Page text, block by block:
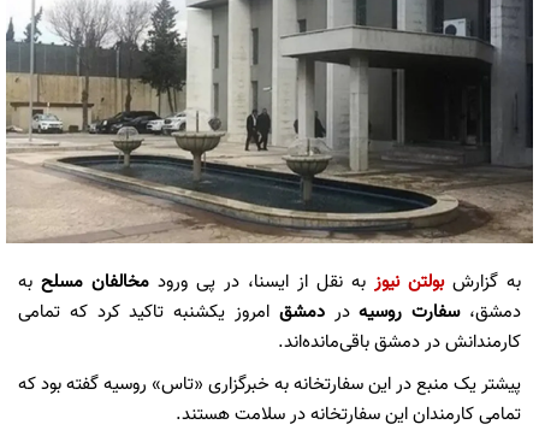
به گزارشبولتن نیوز به نقل از ایسنا، در پی ورود مخالفان مسلح به
دمشق،سفارت روسیهدردمشق امروز یکشنبه تاکید کرد که تمامی
کارمندانش در دمشق باقی‌مانده‌اند.
پیشتر یک منبع در این سفارتخانه به خبرگزاری «تاس» روسیه گفته بود که
تمامی کارمندان این سفارتخانه در سلامت هستند.